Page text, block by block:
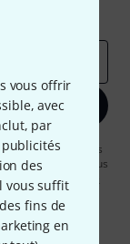
vous offrir
avec
par
des
vous suffit
fins de
en
de recevoir des
tout moment. Vous
notre
Politique de